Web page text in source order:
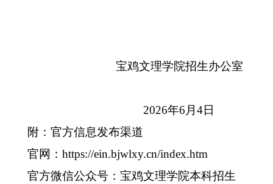
宝鸡文理学院招生办公室
2026年6月4日
附：官方信息发布渠道
官网： https://ein.bjwlxy.cn/index.htm
官方微信公众号： 宝鸡文理学院本科招生